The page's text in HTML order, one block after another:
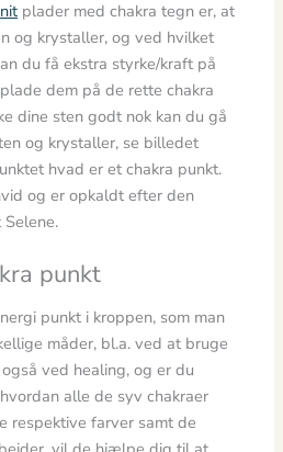
plader med chakra tegn er, at
og krystaller, og ved hvilket
du få ekstra styrke/kraft på
dem på de rette chakra
dine sten godt nok kan du gå
og krystaller, se billedet
hvad er et chakra punkt.
og er opkaldt efter den
punkt
punkt i kroppen, som man
måder, bl.a. ved at bruge
ved healing, og er du
alle de syv chakraer
respektive farver samt de